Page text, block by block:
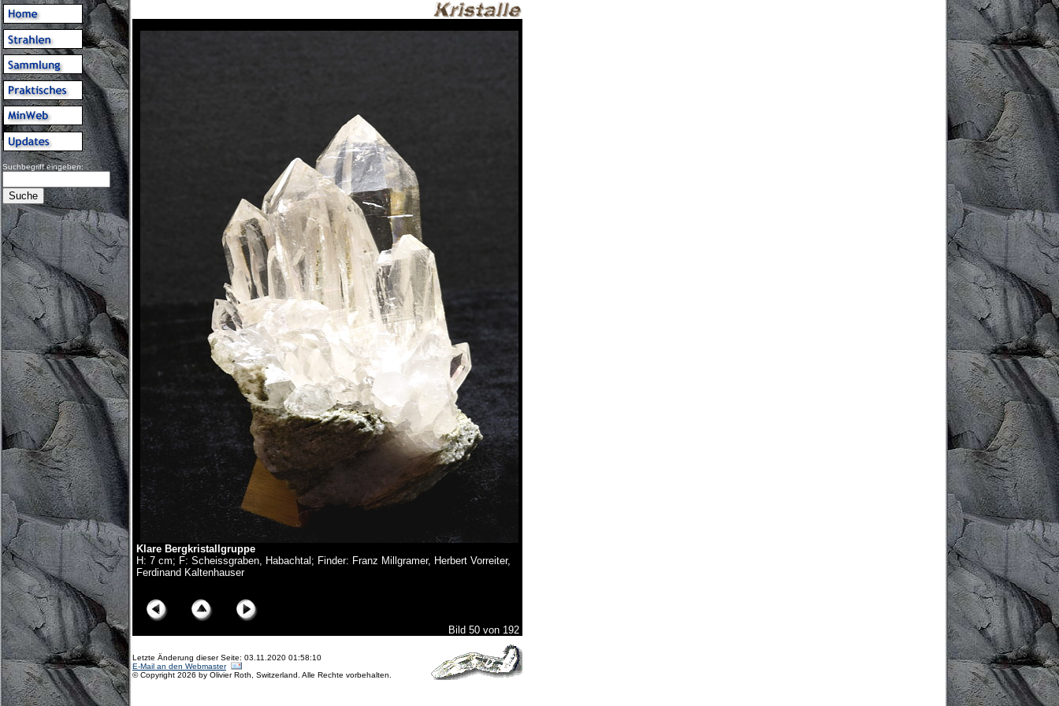
Suchbegriff eingeben:
Klare Bergkristallgruppe
H: 7 cm; F: Scheissgraben, Habachtal; Finder: Franz Millgramer, Herbert Vorreiter,
Ferdinand Kaltenhauser
Bild 50 von 192
Letzte Änderung dieser Seite: 03.11.2020 01:58:10
E-Mail an den Webmaster
© Copyright 2026 by Olivier Roth, Switzerland. Alle Rechte vorbehalten.